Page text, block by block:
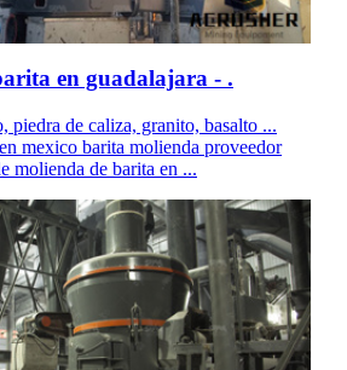
en guadalajara - .
piedra de caliza, granito, basalto ...
mexico barita molienda proveedor
molienda de barita en ...